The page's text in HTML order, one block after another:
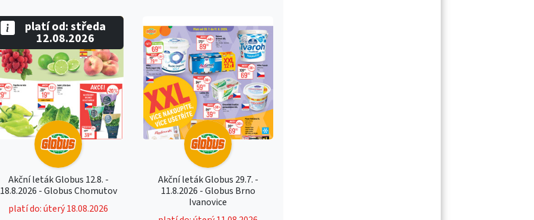
Akční leták Globus 12.8. -
18.8.2026 - Globus Chomutov
platí do: úterý 18.08.2026
platí od: středa
12.08.2026
Akční leták Globus 29.7. -
11.8.2026 - Globus Brno
Ivanovice